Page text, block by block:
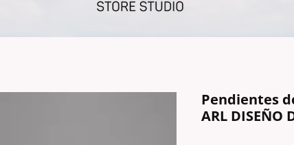
Pendientes
ARL DISEÑO